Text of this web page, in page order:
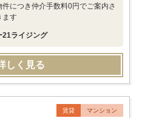
件につき仲介手数料0円でご案内さ
ます
21ライジング
しく見る
賃貸 マンション